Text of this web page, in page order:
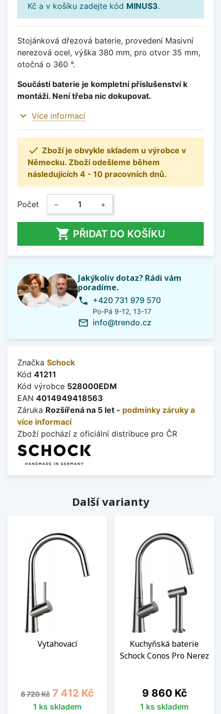
Kč a v košíku zadejte kód MINUS3.
Stojánková dřezová baterie, provedení Masivní
nerezová ocel, výška 380 mm, pro otvor 35 mm,
otočná o 360 °.
Součástí baterie je kompletní příslušenství k
montáži. Není třeba nic dokupovat.
expand_more Více informací
 Zboží je obvykle skladem u výrobce v
Německu. Zboží odešleme během
následujících 4 - 10 pracovních dnů.
Počet − +
 PŘIDAT DO KOŠÍKU
Jakýkoliv dotaz? Rádi vám
poradíme.
phone +420 731 979 570
Po-Pá 9-12, 13-17
mail_outline info@trendo.cz
Značka Schock
Kód 41211
Kód výrobce 528000EDM
EAN 4014949418563
Záruka Rozšířená na 5 let - podmínky záruky a
více informací
Zboží pochází z oficiální distribuce pro ČR
Další varianty
Vytahovací
Běžná cena
8 720 Kč Cena
7 412 Kč
1 ks skladem
Kuchyňská baterie
Schock Conos Pro Nerez
Cena
9 860 Kč
1 ks skladem